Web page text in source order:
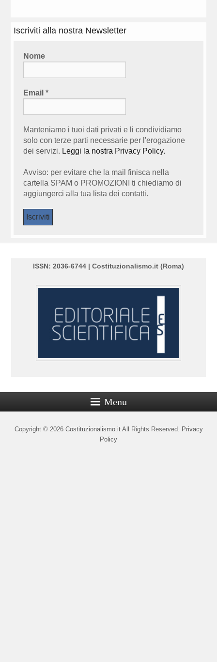
Iscriviti alla nostra Newsletter
Nome
Email*
Manteniamo i tuoi dati privati e li condividiamo
solo con terze parti necessarie per l'erogazione
dei servizi. Leggi la nostra Privacy Policy.
Avviso: per evitare che la mail finisca nella
cartella SPAM o PROMOZIONI ti chiediamo di
aggiungerci alla tua lista dei contatti.
ISSN: 2036-6744 | Costituzionalismo.it (Roma)
Menu
Copyright © 2026 Costituzionalismo.itAll Rights Reserved. Privacy
Policy